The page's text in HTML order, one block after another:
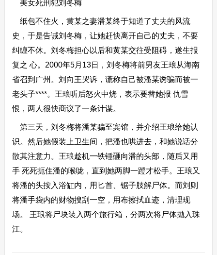
美女死刑犯刘冬梅
纸包不住火，黄某之妻潘某终于知道了丈夫的风流
史，于是告诫刘冬梅，让她赶快离开自己的丈夫，不要
纠缠不休。刘冬梅担心以后和黄某交往受阻碍，遂生报
复之 心。2000年5月13日，刘冬梅将前男友王琅从海南
省召到广州。刘向王哭诉，谎称自己被潘某诱骗而被一
老头子****。王琅听后怒火中烧，表示要替她报 仇雪
恨，两人很快商议了一条计谋。
第三天，刘冬梅将潘某骗至宾馆，并介绍王琅给她认
识。然后她假装上卫生间，把潘也哄进去，和她说话分
散其注意力。王琅趁机一铁锤砸向潘的头部，随后又用
手 死死扼住潘的喉咙，直到她两脚一蹬才松手。王琅又
将潘的头按入浴缸内，用匕首、锯子肢解尸体。而刘则
将潘手袋内的财物搜刮一空，用布擦拭血迹，清理现
场。 王琅将尸块装入两个旅行箱，分两次将尸体抛入珠
江。